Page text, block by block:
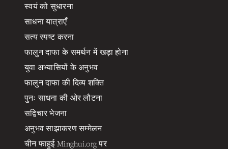
स्वयं को सुधारना
साधना यात्राएँ
सत्य स्पष्ट करना
फालुन दाफा के समर्थन में खड़ा होना
युवा अभ्यासियों के अनुभव
फालुन दाफा की दिव्य शक्ति
पुनः साधना की ओर लौटना
सद्विचार भेजना
अनुभव साझाकरण सम्मेलन
चीन फाहुई Minghui.org पर